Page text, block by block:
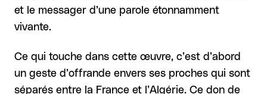
et le messager d’une parole étonnamment
vivante.
Ce qui touche dans cette œuvre, c’est d’abord
un geste d’offrande envers ses proches qui sont
séparés entre la France et l’Algérie. Ce don de